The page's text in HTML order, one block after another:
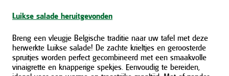
Luikse salade heruitgevonden
Breng een vleugje Belgische traditie naar uw tafel met deze
herwerkte Luikse salade! De zachte krieltjes en geroosterde
spruitjes worden perfect gecombineerd met een smaakvolle
vinaigrette en knapperige spekjes. Eenvoudig te bereiden,